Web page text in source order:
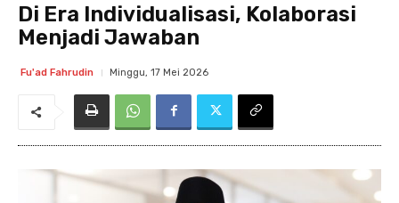
Di Era Individualisasi, Kolaborasi
Menjadi Jawaban
Fu'ad Fahrudin Minggu, 17 Mei 2026